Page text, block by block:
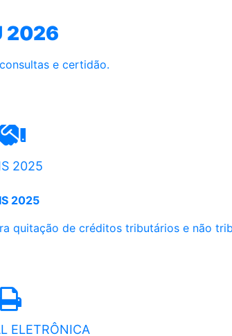
2026
e certidão.
2025
2025
quitação de créditos tributários e não
ELETRÔNICA